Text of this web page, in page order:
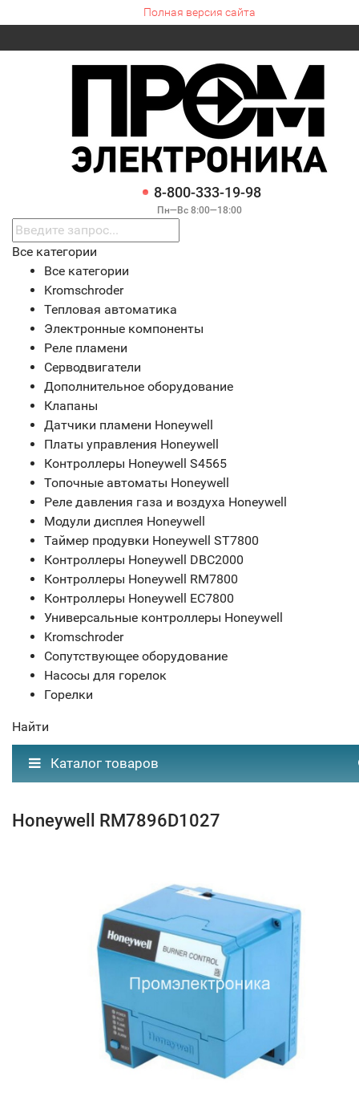
Полная версия сайта
8-800-333-19-98
Пн—Вс 8:00—18:00
Все категории
Все категории
Kromschroder
Тепловая автоматика
Электронные компоненты
Реле пламени
Серводвигатели
Дополнительное оборудование
Клапаны
Датчики пламени Honeywell
Платы управления Honeywell
Контроллеры Honeywell S4565
Топочные автоматы Honeywell
Реле давления газа и воздуха Honeywell
Модули дисплея Honeywell
Таймер продувки Honeywell ST7800
Контроллеры Honeywell DBC2000
Контроллеры Honeywell RM7800
Контроллеры Honeywell EC7800
Универсальные контроллеры Honeywell
Kromschroder
Сопутствующее оборудование
Насосы для горелок
Горелки
Найти
Каталог товаров
Honeywell RM7896D1027